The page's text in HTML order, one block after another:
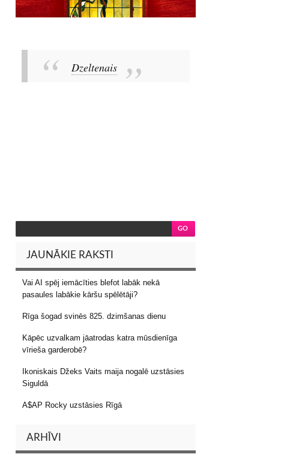
Dzeltenais
JAUNĀKIE RAKSTI
Vai AI spēj iemācīties blefot labāk nekā
pasaules labākie kāršu spēlētāji?
Rīga šogad svinēs 825. dzimšanas dienu
Kāpēc uzvalkam jāatrodas katra mūsdienīga
vīrieša garderobē?
Ikoniskais Džeks Vaits maija nogalē uzstāsies
Siguldā
A$AP Rocky uzstāsies Rīgā
ARHĪVI